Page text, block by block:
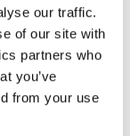
our traffic.
of our site with
partners who
you’ve
from your use